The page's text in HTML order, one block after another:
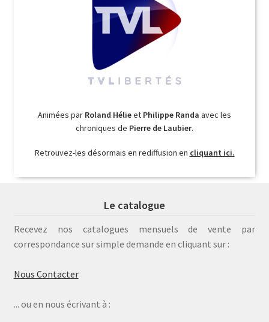
Animées par Roland Hélieet Philippe Randa avec les
chroniques de Pierre de Laubier.
Retrouvez-les désormais en rediffusion en cliquant ici.
Le catalogue
Recevez nos catalogues mensuels de vente par
correspondance sur simple demande en cliquant sur :
Nous Contacter
... ou en nous écrivant à :